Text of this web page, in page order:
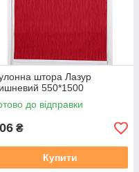
штора Лазур
550*1500
до відправки
₴
Купити